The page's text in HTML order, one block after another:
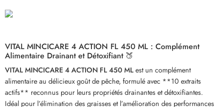
VITAL MINCICARE 4 ACTION FL 450 ML : Complément
Alimentaire Drainant et Détoxifiant 🍑
VITAL MINCICARE 4 ACTION FL 450 MLest un complément
alimentaire au délicieux goût de pêche, formulé avec **10 extraits
actifs** reconnus pour leurs propriétés drainantes et détoxifiantes.
Idéal pour l’élimination des graisses et l’amélioration des performances